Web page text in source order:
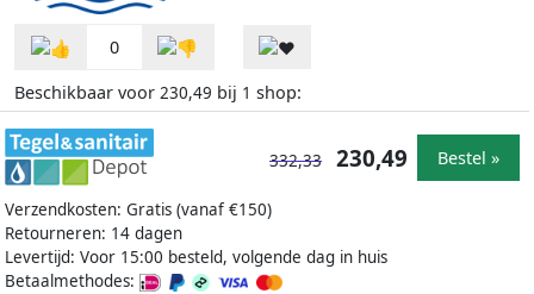
0
Beschikbaar voor 230,49 bij 1 shop:
Verzendkosten: Gratis (vanaf €150)
Retourneren: 14 dagen
Levertijd: Voor 15:00 besteld, volgende dag in huis
Betaalmethodes:
332,33 230,49 Bestel »